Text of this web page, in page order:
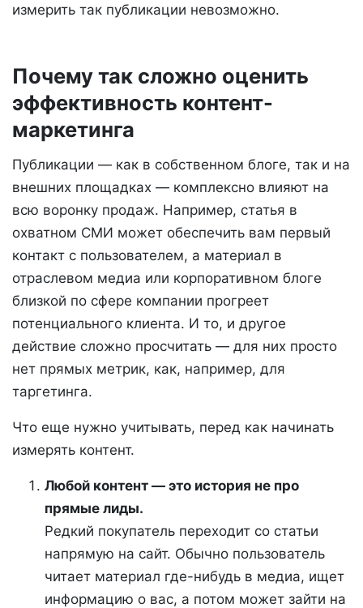
измерить так публикации невозможно.
Почему так сложно оценить
эффективность контент-
маркетинга
Публикации — как в собственном блоге, так и на
внешних площадках — комплексно влияют на
всю воронку продаж. Например, статья в
охватном СМИ может обеспечить вам первый
контакт с пользователем, а материал в
отраслевом медиа или корпоративном блоге
близкой по сфере компании прогреет
потенциального клиента. И то, и другое
действие сложно просчитать — для них просто
нет прямых метрик, как, например, для
таргетинга.
Что еще нужно учитывать, перед как начинать
измерять контент.
Любой контент — это история не про
прямые лиды.
Редкий покупатель переходит со статьи
напрямую на сайт. Обычно пользователь
читает материал где-нибудь в медиа, ищет
информацию о вас, а потом может зайти на